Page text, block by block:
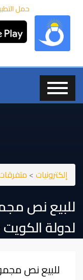
حمل
إلكترونيات>
للبيع نص
لدولة الكويت
للبيع نص